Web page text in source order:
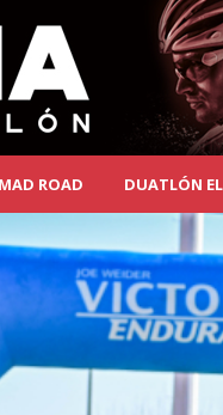
ROAD DUATLÓN